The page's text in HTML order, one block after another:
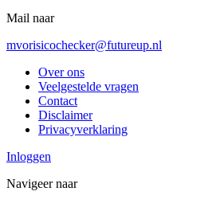
Mail naar
mvorisicochecker@futureup.nl
Over ons
Veelgestelde vragen
Contact
Disclaimer
Privacyverklaring
Inloggen
Navigeer naar